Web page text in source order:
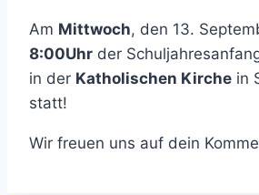
Am Mittwoch, den 13.
8:00Uhr der
in der Katholischen Kirche in
statt!
Wir freuen uns auf dein